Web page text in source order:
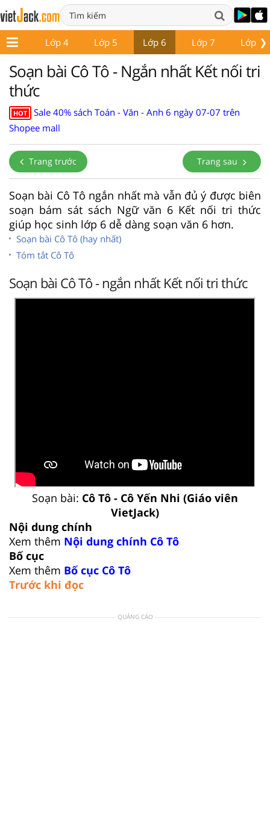
❯
3 Lớp 4 Lớp 5 Lớp 6 Lớp 7 Lớp 8
Soạn bài Cô Tô - Ngắn nhất Kết nối tri
thức
HOT
Sale 40% sách Toán - Văn - Anh 6 ngày 07-07 trên
Shopee mall
Trang trước Trang sau
Soạn bài Cô Tô ngắn nhất mà vẫn đủ ý được biên
soạn bám sát sách Ngữ văn 6 Kết nối tri thức
giúp học sinh lớp 6 dễ dàng soạn văn 6 hơn.
Soạn bài Cô Tô (hay nhất)
Tóm tắt Cô Tô
Soạn bài Cô Tô - ngắn nhất Kết nối tri thức
Soạn bài: Cô Tô - Cô Yến Nhi (Giáo viên
VietJack)
Nội dung chính
Xem thêm Nội dung chính Cô Tô
Bố cục
Xem thêm Bố cục Cô Tô
Trước khi đọc
QUẢNG CÁO